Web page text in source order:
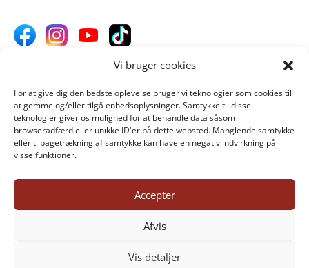
Vi bruger cookies
For at give dig den bedste oplevelse bruger vi teknologier som cookies til
at gemme og/eller tilgå enhedsoplysninger. Samtykke til disse
teknologier giver os mulighed for at behandle data såsom
browseradfærd eller unikke ID'er på dette websted. Manglende samtykke
eller tilbagetrækning af samtykke kan have en negativ indvirkning på
visse funktioner.
Accepter
Afvis
Vis detaljer
Donér til Inges Kattehjem
DONÉR
©INGES-KATTEHJEM.DK 2025